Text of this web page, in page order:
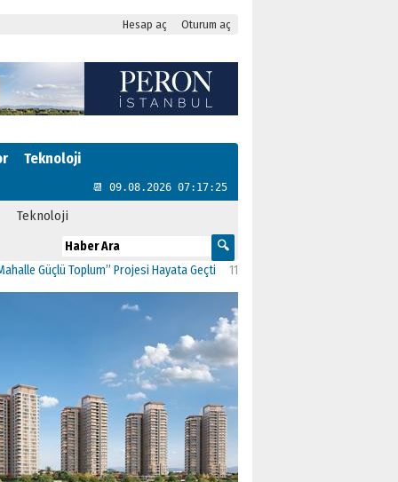
Hesap aç Oturum aç
Teknoloji
📆 09.08.2026 07:17:26
Teknoloji
Toplum” Projesi Hayata Geçti 11:41CHP Kartal’da Gülşen Neşe Büklü